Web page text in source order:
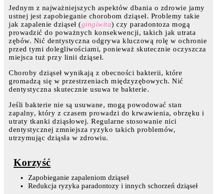
Jednym z najważniejszych aspektów dbania o zdrowie jamy
ustnej jest zapobieganie chorobom dziąseł. Problemy takie
jak zapalenie dziąseł (gingiwita) czy paradontoza mogą
prowadzić do poważnych konsekwencji, takich jak utrata
zębów. Nić dentystyczna odgrywa kluczową rolę w ochronie
przed tymi dolegliwościami, ponieważ skutecznie oczyszcza
miejsca tuż przy linii dziąseł.
Choroby dziąseł wynikają z obecności bakterii, które
gromadzą się w przestrzeniach międzyzębowych. Nić
dentystyczna skutecznie usuwa te bakterie.
Jeśli bakterie nie są usuwane, mogą powodować stan
zapalny, który z czasem prowadzi do krwawienia, obrzęku i
utraty tkanki dziąsłowej. Regularne stosowanie nici
dentystycznej zmniejsza ryzyko takich problemów,
utrzymując dziąsła w zdrowiu.
Korzyść
Zapobieganie zapaleniom dziąseł
Redukcja ryzyka paradontozy i innych schorzeń dziąseł